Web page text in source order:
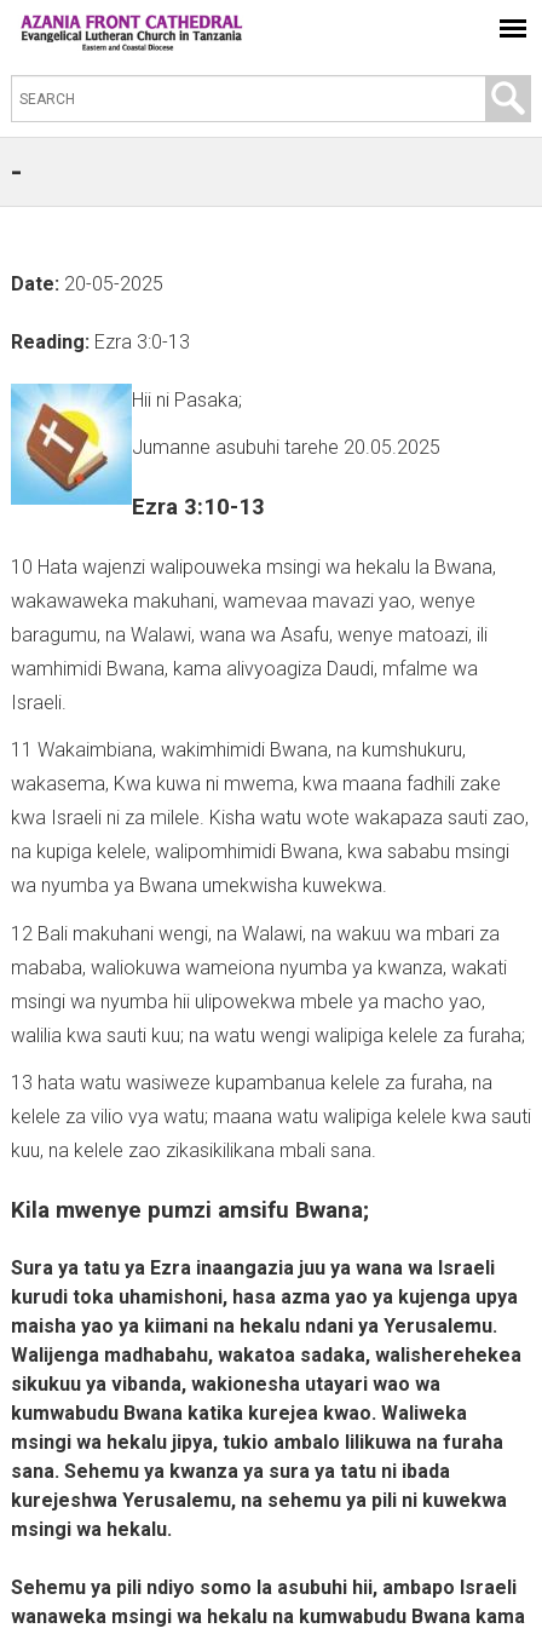
S
e
t
h
s
i
-
Date: 20-05-2025
Reading: Ezra 3:0-13
Hii ni Pasaka;
Jumanne asubuhi tarehe 20.05.2025
Ezra 3:10-13
10 Hata wajenzi walipouweka msingi wa hekalu la Bwana,
wakawaweka makuhani, wamevaa mavazi yao, wenye
baragumu, na Walawi, wana wa Asafu, wenye matoazi, ili
wamhimidi Bwana, kama alivyoagiza Daudi, mfalme wa
Israeli.
11 Wakaimbiana, wakimhimidi Bwana, na kumshukuru,
wakasema, Kwa kuwa ni mwema, kwa maana fadhili zake
kwa Israeli ni za milele. Kisha watu wote wakapaza sauti zao,
na kupiga kelele, walipomhimidi Bwana, kwa sababu msingi
wa nyumba ya Bwana umekwisha kuwekwa.
12 Bali makuhani wengi, na Walawi, na wakuu wa mbari za
mababa, waliokuwa wameiona nyumba ya kwanza, wakati
msingi wa nyumba hii ulipowekwa mbele ya macho yao,
walilia kwa sauti kuu; na watu wengi walipiga kelele za furaha;
13 hata watu wasiweze kupambanua kelele za furaha, na
kelele za vilio vya watu; maana watu walipiga kelele kwa sauti
kuu, na kelele zao zikasikilikana mbali sana.
Kila mwenye pumzi amsifu Bwana;
Sura ya tatu ya Ezra inaangazia juu ya wana wa Israeli
kurudi toka uhamishoni, hasa azma yao ya kujenga upya
maisha yao ya kiimani na hekalu ndani ya Yerusalemu.
Walijenga madhabahu, wakatoa sadaka, walisherehekea
sikukuu ya vibanda, wakionesha utayari wao wa
kumwabudu Bwana katika kurejea kwao. Waliweka
msingi wa hekalu jipya, tukio ambalo lilikuwa na furaha
sana. Sehemu ya kwanza ya sura ya tatu ni ibada
kurejeshwa Yerusalemu, na sehemu ya pili ni kuwekwa
msingi wa hekalu.
Sehemu ya pili ndiyo somo la asubuhi hii, ambapo Israeli
wanaweka msingi wa hekalu na kumwabudu Bwana kama